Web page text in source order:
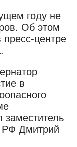
году не
Об этом
центре
в
заместитель
РФ Дмитрий